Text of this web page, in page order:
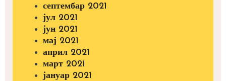
септембар 2021
јул 2021
јун 2021
мај 2021
април 2021
март 2021
јануар 2021